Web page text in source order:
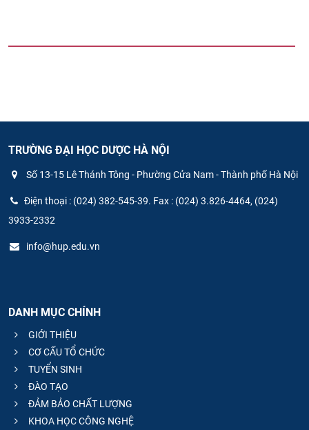
TRƯỜNG ĐẠI HỌC DƯỢC HÀ NỘI
Số 13-15 Lê Thánh Tông - Phường Cửa Nam - Thành phố Hà Nội
Điện thoại : (024) 382-545-39. Fax : (024) 3.826-4464, (024)
3933-2332
info@hup.edu.vn
DANH MỤC CHÍNH
GIỚI THIỆU
CƠ CẤU TỔ CHỨC
TUYỂN SINH
ĐÀO TẠO
ĐẢM BẢO CHẤT LƯỢNG
KHOA HỌC CÔNG NGHỆ